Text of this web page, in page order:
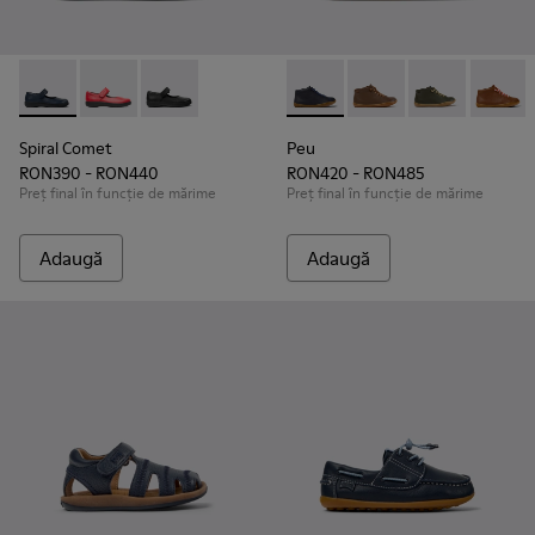
Spiral Comet - 80356-031 - Pantofi din piele albaștri pentru
Spiral Comet - 80356-030
Spiral Comet - 80356-003
Spiral Comet
RON390 - RON440
Preț final în funcție de mărime
Adaugă
Peu - 90019-096 - Ghete
Peu - 90019-131
Peu - 90019-
Peu -
Peu
RON420 - RON485
Preț final în funcție de mărime
Adaugă